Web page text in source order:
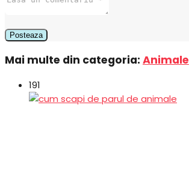
Mai multe din categoria: Animale
191